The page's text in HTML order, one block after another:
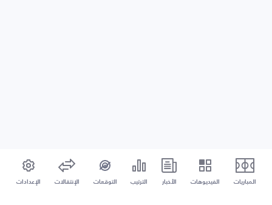
المباريات الفيديوهات الأخبار الترتيب التوقعات الإنتقالات الإعدادات